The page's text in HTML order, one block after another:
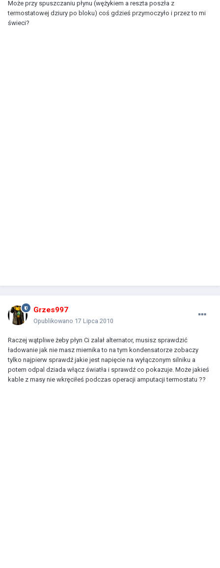
Może przy spuszczaniu płynu (wężykiem a reszta poszła z
termostatowej dziury po bloku) coś gdzieś przymoczyło i przez to mi
świeci?
Grzes997
Opublikowano 17 Lipca 2010
Raczej wątpliwe żeby płyn Ci zalał alternator, musisz sprawdzić
ładowanie jak nie masz miernika to na tym kondensatorze zobaczy
tylko najpierw sprawdź jakie jest napięcie na wyłączonym silniku a
potem odpal dziada włącz światła i sprawdź co pokazuje. Może jakieś
kable z masy nie wkręciłeś podczas operacji amputacji termostatu ??